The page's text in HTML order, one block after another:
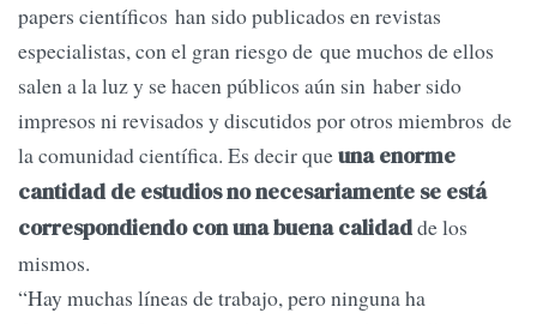
papers científicos han sido publicados en revistas
especialistas, con el gran riesgo de que muchos de ellos
salen a la luz y se hacen públicos aún sin haber sido
impresos ni revisados y discutidos por otros miembros de
la comunidad científica. Es decir queuna enorme
cantidad de estudios no necesariamente se está
correspondiendo con una buena calidadde los
mismos.
“Hay muchas líneas de trabajo, pero ninguna ha